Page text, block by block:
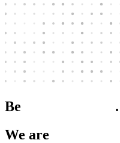
Be
.
We are